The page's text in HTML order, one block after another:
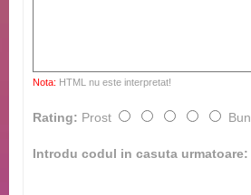
Nota: HTML nu este interpretat!
Rating: Prost Bun
Introdu codul in casuta urmatoare: